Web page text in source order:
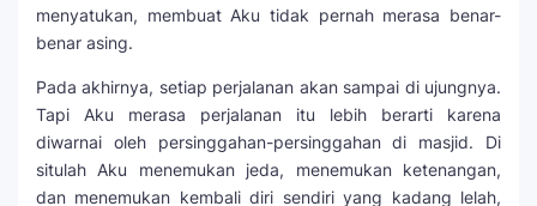
menyatukan, membuat Aku tidak pernah merasa benar-
benar asing.
Pada akhirnya, setiap perjalanan akan sampai di ujungnya.
Tapi Aku merasa perjalanan itu lebih berarti karena
diwarnai oleh persinggahan-persinggahan di masjid. Di
situlah Aku menemukan jeda, menemukan ketenangan,
dan menemukan kembali diri sendiri yang kadang lelah,